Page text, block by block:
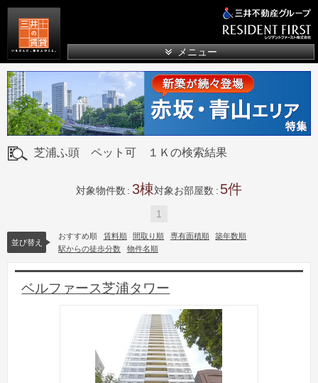
メニュー
芝浦ふ頭 ペット可 １Ｋの検索結果
対象物件数 3 対象お部屋数 5
1
並び替え
おすすめ順 賃料順 間取り順 専有面積順
築年数順
駅からの徒歩分数
物件名順
ベルファース芝浦タワー